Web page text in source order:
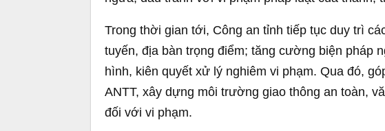
Trong thời gian tới, Công an tỉnh tiếp tục duy trì
tuyến, địa bàn trọng điểm; tăng cường biện pháp
hình, kiên quyết xử lý nghiêm vi phạm. Qua đó,
ANTT, xây dựng môi trường giao thông an toàn,
đối với vi phạm.